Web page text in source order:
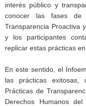
interés público y
conocer las fases de
Transparencia Proactiva
y los participantes
replicar estas prácticas
En este sentido, el
las prácticas exitosas,
Prácticas de
Derechos Humanos